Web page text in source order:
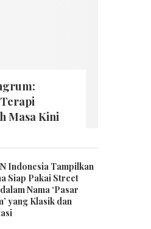
Masa Kini
Indonesia Tampilkan
Siap Pakai Street
Nama ‘Pasar
yang Klasik dan